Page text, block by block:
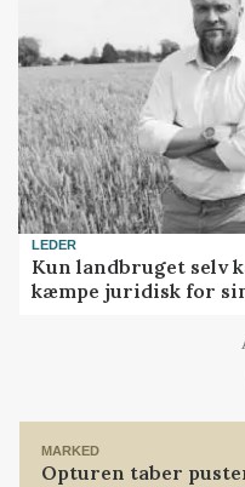
LEDER
Kun landbruget selv
kæmpe juridisk for
MARKED
Opturen taber